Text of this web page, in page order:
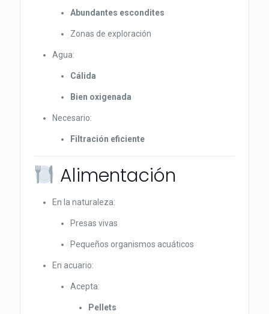
Abundantes escondites
Zonas de exploración
Agua:
Cálida
Bien oxigenada
Necesario:
Filtración eficiente
Alimentación
En la naturaleza:
Presas vivas
Pequeños organismos acuáticos
En acuario:
Acepta:
Pellets